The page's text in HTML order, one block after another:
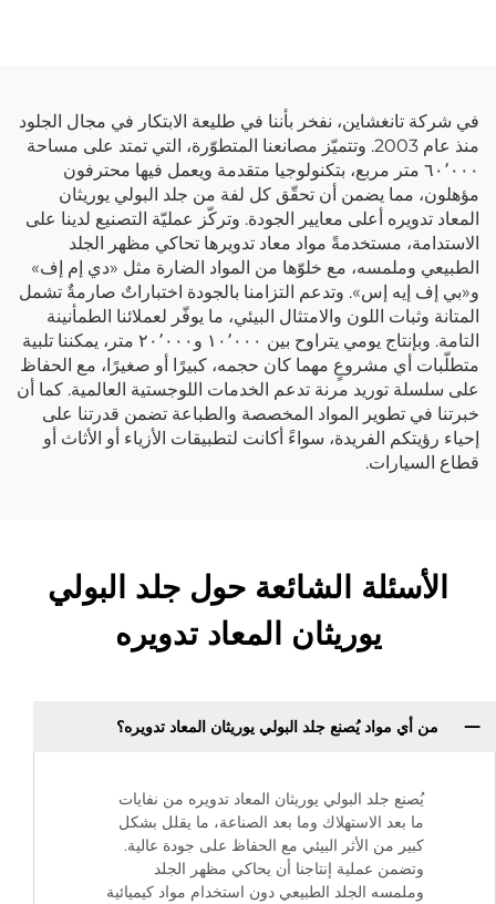
في شركة تانغشاين، نفخر بأننا في طليعة الابتكار في مجال الجلود
منذ عام 2003. وتتميّز مصانعنا المتطوّرة، التي تمتد على مساحة
٦٠٬٠٠٠ متر مربع، بتكنولوجيا متقدمة ويعمل فيها محترفون
مؤهلون، مما يضمن أن تحقّق كل لفة من جلد البولي يوريثان
المعاد تدويره أعلى معايير الجودة. وتركّز عمليّة التصنيع لدينا على
الاستدامة، مستخدمةً مواد معاد تدويرها تحاكي مظهر الجلد
الطبيعي وملمسه، مع خلوّها من المواد الضارة مثل «دي إم إف»
و«بي إف إيه إس». وتدعم التزامنا بالجودة اختباراتٌ صارمةٌ تشمل
المتانة وثبات اللون والامتثال البيئي، ما يوفّر لعملائنا الطمأنينة
التامة. وبإنتاج يومي يتراوح بين ١٠٬٠٠٠ و٢٠٬٠٠٠ متر، يمكننا تلبية
متطلّبات أي مشروعٍ مهما كان حجمه، كبيرًا أو صغيرًا، مع الحفاظ
على سلسلة توريد مرنة تدعم الخدمات اللوجستية العالمية. كما أن
خبرتنا في تطوير المواد المخصصة والطباعة تضمن قدرتنا على
إحياء رؤيتكم الفريدة، سواءً أكانت لتطبيقات الأزياء أو الأثاث أو
قطاع السيارات.
الأسئلة الشائعة حول جلد البولي
يوريثان المعاد تدويره
من أي مواد يُصنع جلد البولي يوريثان المعاد تدويره؟
يُصنع جلد البولي يوريثان المعاد تدويره من نفايات
ما بعد الاستهلاك وما بعد الصناعة، ما يقلل بشكل
كبير من الأثر البيئي مع الحفاظ على جودة عالية.
وتضمن عملية إنتاجنا أن يحاكي مظهر الجلد
وملمسه الجلد الطبيعي دون استخدام مواد كيميائية